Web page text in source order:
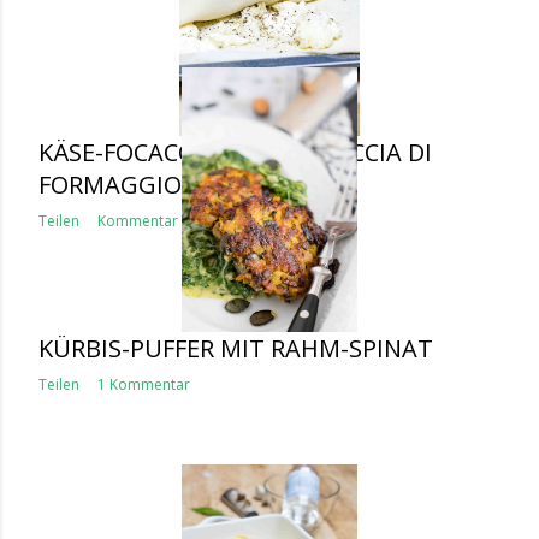
KÄSE-FOCACCIA ODER FOCACCIA DI
FORMAGGIO
Teilen Kommentar veröffentlichen
KÜRBIS-PUFFER MIT RAHM-SPINAT
Teilen 1 Kommentar